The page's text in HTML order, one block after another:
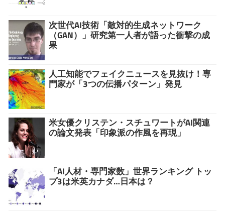
次世代AI技術「敵対的生成ネットワーク
（GAN）」研究第一人者が語った衝撃の成
果
人工知能でフェイクニュースを見抜け！専
門家が「3つの伝播パターン」発見
米女優クリステン・スチュワートがAI関連
の論文発表「印象派の作風を再現」
「AI人材・専門家数」世界ランキング トッ
プ3は米英カナダ…日本は？